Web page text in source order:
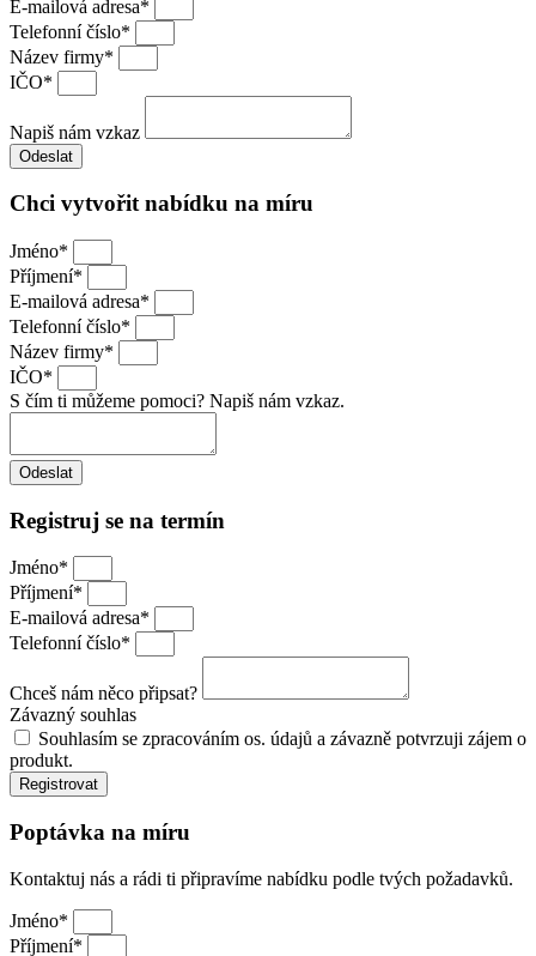
E-mailová adresa*
Telefonní číslo*
Název firmy*
IČO*
Napiš nám vzkaz
Odeslat
Chci vytvořit nabídku na míru
Jméno*
Příjmení*
E-mailová adresa*
Telefonní číslo*
Název firmy*
IČO*
S čím ti můžeme pomoci? Napiš nám vzkaz.
Odeslat
Registruj se na termín
Jméno*
Příjmení*
E-mailová adresa*
Telefonní číslo*
Chceš nám něco připsat?
Závazný souhlas
Souhlasím se zpracováním os. údajů a závazně potvrzuji zájem o
produkt.
Registrovat
Poptávka na míru
Kontaktuj nás a rádi ti připravíme nabídku podle tvých požadavků.
Jméno*
Příjmení*